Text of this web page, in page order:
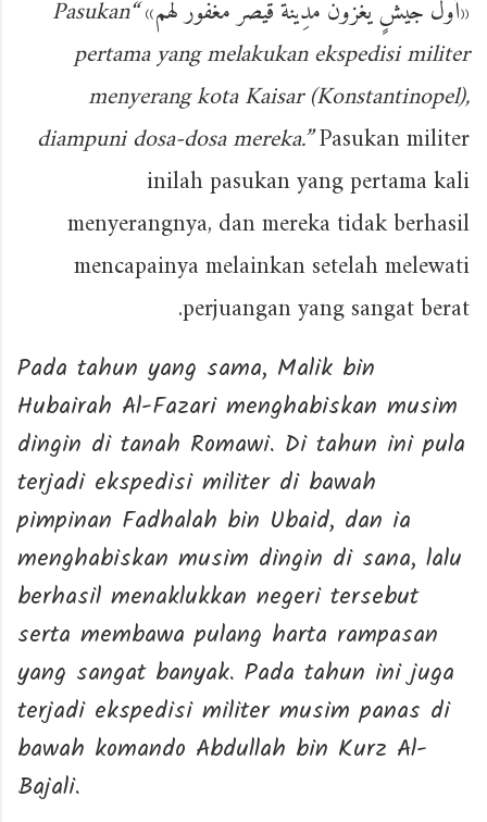
«أَوَّلُ جَيْشٍ يَغْزُونَ مَدِينَةَ قَيْصَرَ مَغْفُورٌ لَهُمْ»
“Pasukan
pertama yang melakukan ekspedisi militer
menyerang kota Kaisar (Konstantinopel),
diampuni dosa-dosa mereka.”Pasukan militer
inilah pasukan yang pertama kali
menyerangnya, dan mereka tidak berhasil
mencapainya melainkan setelah melewati
perjuangan yang sangat berat.
Pada tahun yang sama, Malik bin
Hubairah Al-Fazari menghabiskan musim
dingin di tanah Romawi. Di tahun ini pula
terjadi ekspedisi militer di bawah
pimpinan Fadhalah bin Ubaid, dan ia
menghabiskan musim dingin di sana, lalu
berhasil menaklukkan negeri tersebut
serta membawa pulang harta rampasan
yang sangat banyak. Pada tahun ini juga
terjadi ekspedisi militer musim panas di
bawah komando Abdullah bin Kurz Al-
Bajali.